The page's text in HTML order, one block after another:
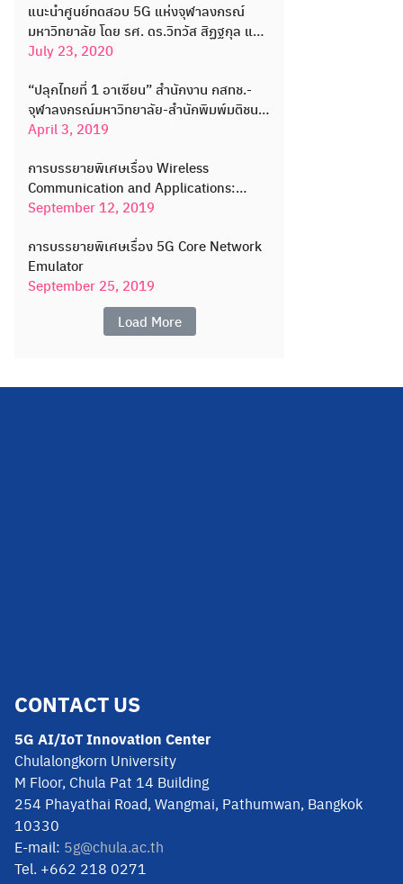
แนะนำศูนย์ทดสอบ 5G แห่งจุฬาลงกรณ์
มหาวิทยาลัย โดย รศ. ดร.วิทวัส สิฏฐกุล และ
ดร.ศริญญา ปะสะกวี นักวิจัยในโครงการจัด
July 23, 2020
“ปลุกไทยที่ 1 อาเซียน” สำนักงาน กสทช.-
จุฬาลงกรณ์มหาวิทยาลัย-สำนักพิมพ์มติชน
ร่วมจัดงานเสวนาและนิทรรศการแสดง Use
April 3, 2019
การบรรยายพิเศษเรื่อง Wireless
Communication and Applications:
Opportunities and Challenges for 6G
September 12, 2019
การบรรยายพิเศษเรื่อง 5G Core Network
Emulator
September 25, 2019
Load More
CONTACT US
5G AI/IoT Innovation Center
Chulalongkorn University
M Floor, Chula Pat 14 Building
254 Phayathai Road, Wangmai, Pathumwan, Bangkok
10330
E-mail: 5g@chula.ac.th
Tel. +662 218 0271